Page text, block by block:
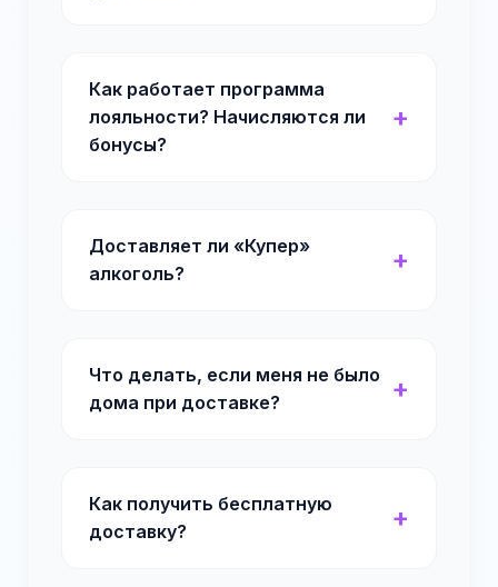
Как работает программа
лояльности? Начисляются ли
бонусы?
Доставляет ли «Купер»
алкоголь?
Что делать, если меня не было
дома при доставке?
Как получить бесплатную
доставку?